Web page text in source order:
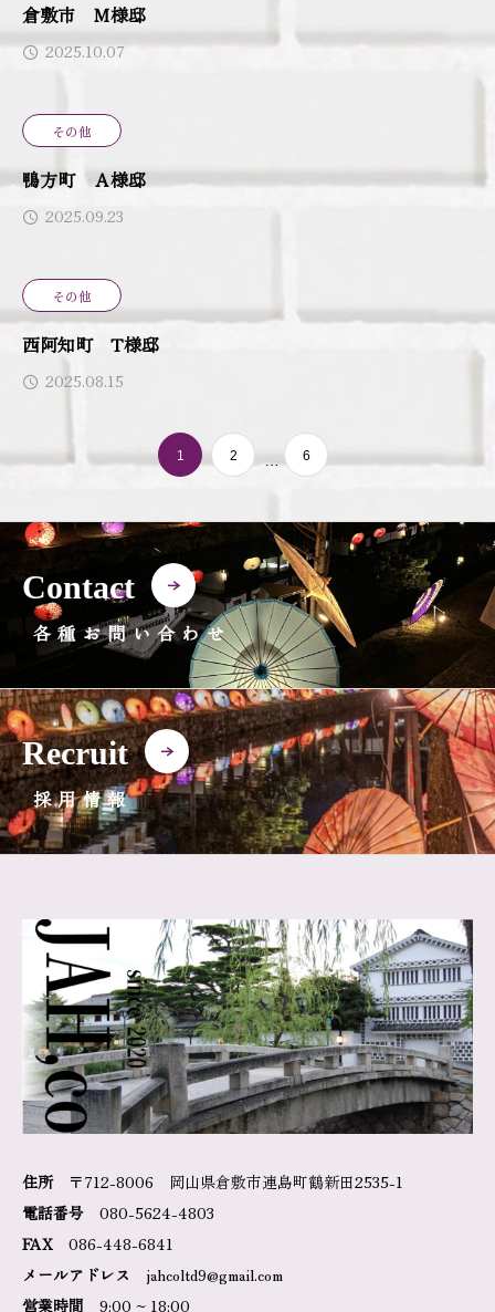
倉敷市 Ｍ様邸
2025.10.07
その他
鴨方町 Ａ様邸
2025.09.23
その他
西阿知町 T様邸
2025.08.15
1 2 6
Contact
各種お問い合わせ
Recruit
採用情報
住所〒712-8006 岡山県倉敷市連島町鶴新田2535-1
電話番号
080-5624-4803
FAX 086-448-6841
メールアドレス
jahcoltd9@gmail.com
営業時間 9:00 ~ 18:00